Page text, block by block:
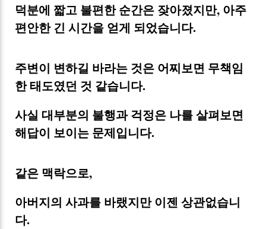
덕분에 짧고 불편한 순간은 잦아졌지만, 아주
편안한 긴 시간을 얻게 되었습니다.
주변이 변하길 바라는 것은 어찌보면 무책임
한 태도였던 것 같습니다.
사실 대부분의 불행과 걱정은 나를 살펴보면
해답이 보이는 문제입니다.
같은 맥락으로,
아버지의 사과를 바랬지만 이젠 상관없습니
다.